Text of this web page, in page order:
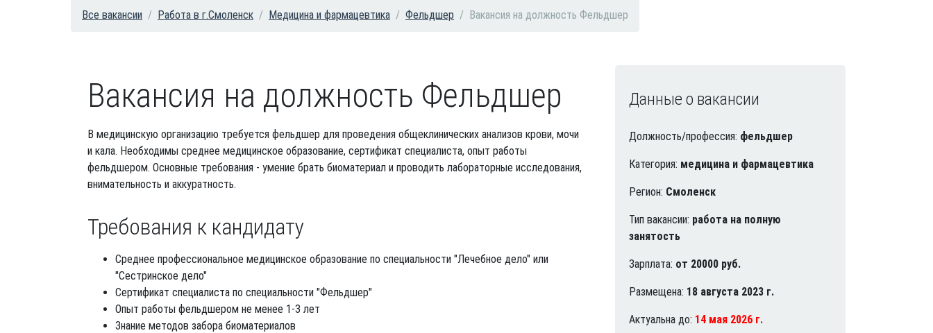
Все вакансии Работа в г.Смоленск Медицина и фармацевтика Фельдшер Вакансия на должность Фельдшер
Данные о вакансии
Должность/профессия: фельдшер
Категория: медицина и фармацевтика
Регион: Смоленск
Тип вакансии: работа на полную
занятость
Зарплата: от 20000 руб.
Размещена: 18 августа 2023 г.
Актуальна до: 14 мая 2026 г.
Вакансия на должность Фельдшер
В медицинскую организацию требуется фельдшер для проведения общеклинических анализов крови, мочи
и кала. Необходимы среднее медицинское образование, сертификат специалиста, опыт работы
фельдшером. Основные требования - умение брать биоматериал и проводить лабораторные исследования,
внимательность и аккуратность.
Требования к кандидату
Среднее профессиональное медицинское образование по специальности "Лечебное дело" или
"Сестринское дело"
Сертификат специалиста по специальности "Фельдшер"
Опыт работы фельдшером не менее 1-3 лет
Знание методов забора биоматериалов